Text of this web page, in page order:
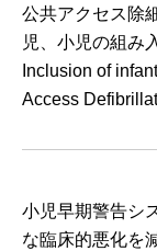
公共アクセス除
児、小児の組み
Inclusion of
Access
小児早期警告シ
な臨床的悪化を